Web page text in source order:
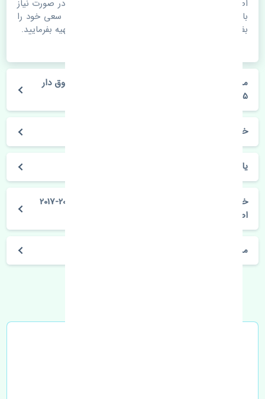
اصلی بودن و کیفیت قطعات بسیار توجه بفرمایید. در صورت نیاز
با مکانیک و کارشناسان در این زمینه مشورت کنید. سعی خود را
بفرمایید تا قطعات یدکی را از فروشگاه های معتبر تهیه بفرمایید.
مشخصات فنی شلگیر عقب چپ تویوتا یاریس صندوق دار
2015-2017 اصلی
خودروسازی تویوتا
یاریس صندوق دار 2015-2017
خرید شلگیر عقب چپ تویوتا یاریس صندوق دار 2015-2017
اصلی
مشخصات فنی اتومبیل